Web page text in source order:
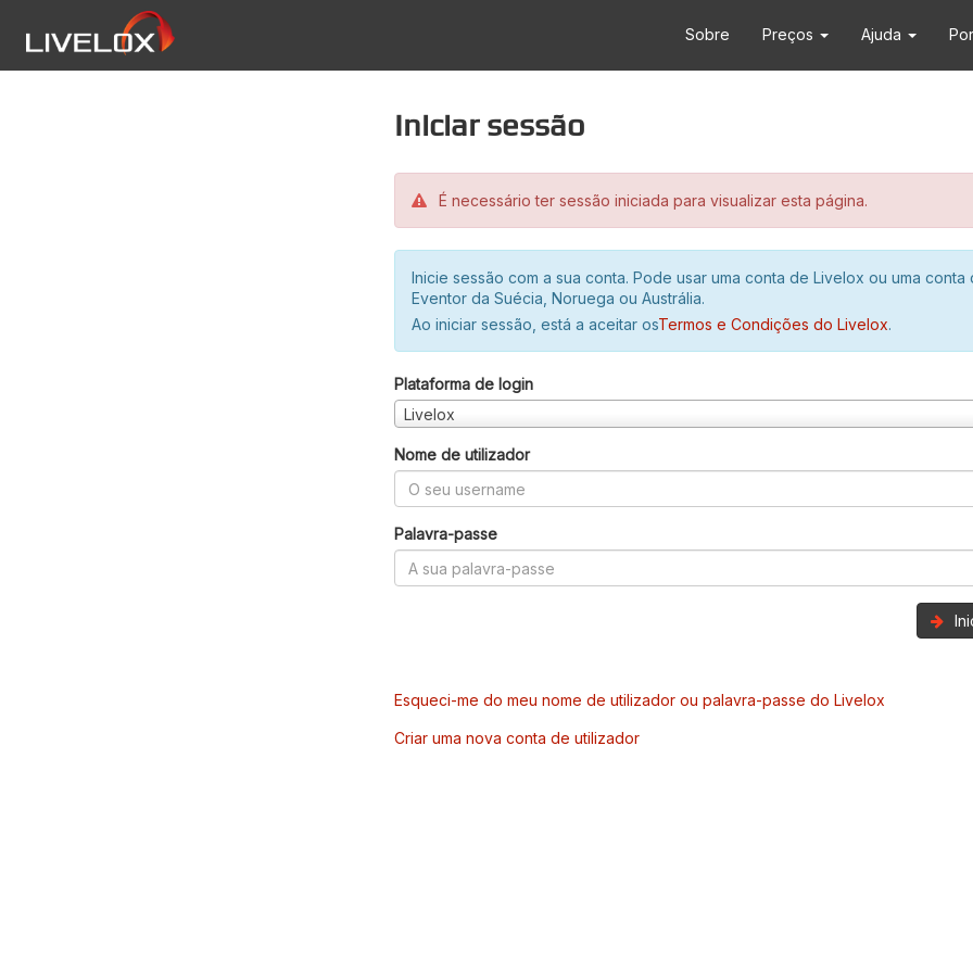
Sobre Preços Ajuda
Iniciar sessão
É necessário ter sessão iniciada para visualizar esta página.
Inicie sessão com a sua conta. Pode usar uma conta de Livelox ou uma conta
Eventor da Suécia, Noruega ou Austrália.
Ao iniciar sessão, está a aceitar osTermos e Condições do Livelox.
Plataforma de login
Livelox
Nome de utilizador
Palavra-passe
Esqueci-me do meu nome de utilizador ou palavra-passe do Livelox
Criar uma nova conta de utilizador